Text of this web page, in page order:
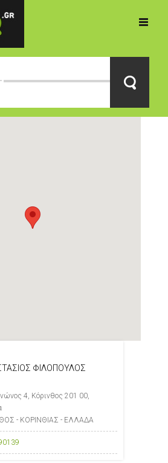
ΦΙΛΟΠΟΥΛΟΣ
4, Κόρινθος 201 00,
- ΚΟΡΙΝΘΙΑΣ - ΕΛΛΑΔΑ